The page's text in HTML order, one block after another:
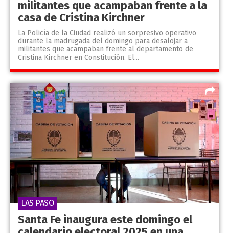
militantes que acampaban frente a la
casa de Cristina Kirchner
La Policía de la Ciudad realizó un sorpresivo operativo
durante la madrugada del domingo para desalojar a
militantes que acampaban frente al departamento de
Cristina Kirchner en Constitución. El...
Santa Fe inaugura este domingo el
LAS PASO